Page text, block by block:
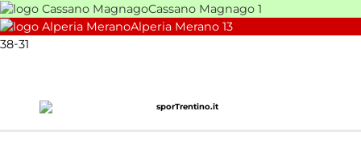
Cassano Magnago 1
Alperia Merano 13
38-31